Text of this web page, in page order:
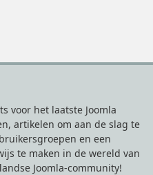
voor het laatste Joomla
artikelen om aan de slag te
en een
te maken in de wereld van
Joomla-community!